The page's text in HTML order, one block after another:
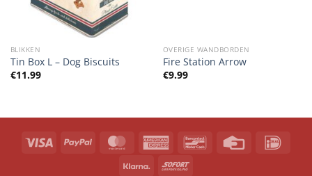
BLIKKEN
Tin Box L – Dog Biscuits
€11.99
OVERIGE WANDBORDEN
Fire Station Arrow
€9.99